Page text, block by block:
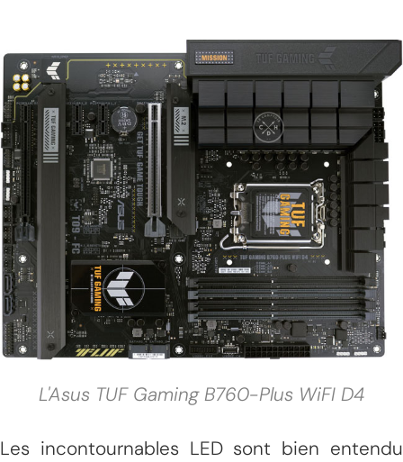
L'Asus TUF Gaming B760-Plus WiFI D4
Les incontournables LED sont bien entendu